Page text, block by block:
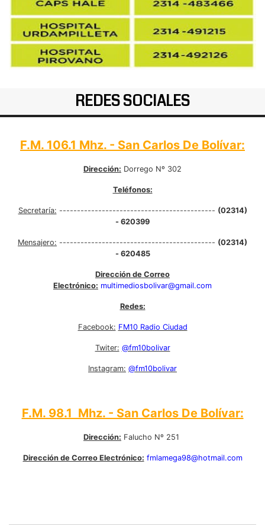
REDES SOCIALES
F.M. 106.1 Mhz. - San Carlos De Bolívar:
Dirección: Dorrego Nº 302
Teléfonos:
Secretaría: -------------------------------------------- (02314)
- 620399
Mensajero: -------------------------------------------- (02314)
- 620485
Dirección de Correo
Electrónico: multimediosbolivar@gmail.com
Redes:
Facebook: FM10 Radio Ciudad
Twiter: @fm10bolivar
Instagram: @fm10bolivar
F.M. 98.1 Mhz. - San Carlos De Bolívar:
Dirección: Falucho Nº 251
Dirección de Correo Electrónico: fmlamega98@hotmail.com